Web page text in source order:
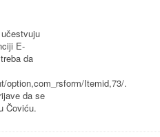
E-
da
option,com_rsform/Itemid,73/.
da se
Čoviću.